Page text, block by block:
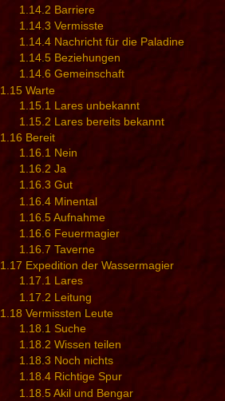
1.14.2 Barriere
1.14.3 Vermisste
1.14.4 Nachricht für die Paladine
1.14.5 Beziehungen
1.14.6 Gemeinschaft
1.15 Warte
1.15.1 Lares unbekannt
1.15.2 Lares bereits bekannt
1.16 Bereit
1.16.1 Nein
1.16.2 Ja
1.16.3 Gut
1.16.4 Minental
1.16.5Aufnahme
1.16.6 Feuermagier
1.16.7 Taverne
1.17 Expedition der Wassermagier
1.17.1 Lares
1.17.2 Leitung
1.18 Vermissten Leute
1.18.1 Suche
1.18.2 Wissen teilen
1.18.3 Noch nichts
1.18.4 Richtige Spur
1.18.5 Akil und Bengar